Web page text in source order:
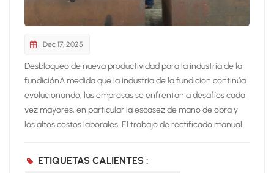
Dec 17, 2025
Desbloqueo de nueva productividad para la industria de la
fundiciónA medida que la industria de la fundición continúa
evolucionando, las empresas se enfrentan a desafíos cada
vez mayores, en particular la escasez de mano de obra y
los altos costos laborales. El trabajo de rectificado manual
ETIQUETAS CALIENTES :